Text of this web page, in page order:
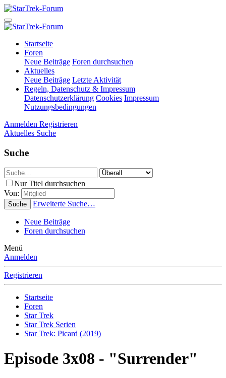
Startseite
Foren
Neue Beiträge Foren durchsuchen
Aktuelles
Neue Beiträge Letzte Aktivität
Regeln, Datenschutz & Impressum
Datenschutzerklärung Cookies Impressum
Nutzungsbedingungen
Anmelden Registrieren
Aktuelles Suche
Suche
Nur Titel durchsuchen
Von:
Suche Erweiterte Suche…
Neue Beiträge
Foren durchsuchen
Menü
Anmelden
Registrieren
Startseite
Foren
Star Trek
Star Trek Serien
Star Trek: Picard (2019)
Episode 3x08 - "Surrender"